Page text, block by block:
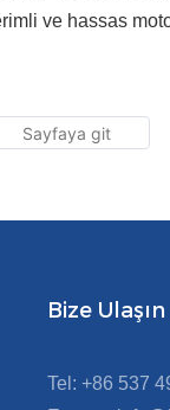
ve hassas
almıştır. ●
V/f, Vektör
Bize Ulaşın
Tel: +86 537